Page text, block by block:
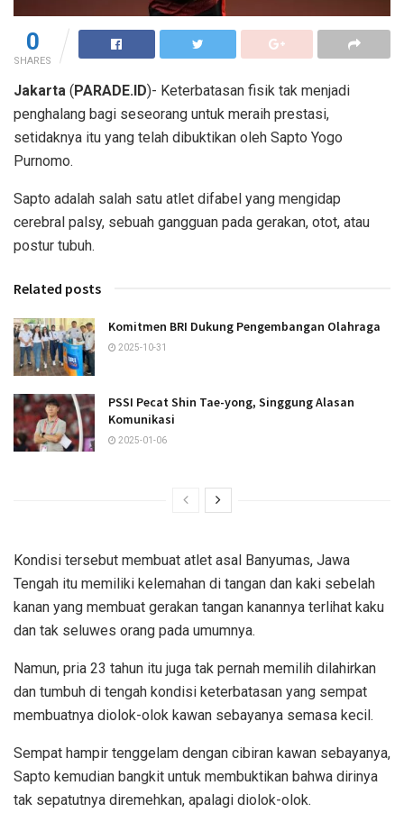
0
SHARES
Jakarta (PARADE.ID)- Keterbatasan fisik tak menjadi
penghalang bagi seseorang untuk meraih prestasi,
setidaknya itu yang telah dibuktikan oleh Sapto Yogo
Purnomo.
Sapto adalah salah satu atlet difabel yang mengidap
cerebral palsy, sebuah gangguan pada gerakan, otot, atau
postur tubuh.
Related posts
Komitmen BRI Dukung Pengembangan Olahraga
2025-10-31
PSSI Pecat Shin Tae-yong, Singgung Alasan
Komunikasi
2025-01-06
Kondisi tersebut membuat atlet asal Banyumas, Jawa
Tengah itu memiliki kelemahan di tangan dan kaki sebelah
kanan yang membuat gerakan tangan kanannya terlihat kaku
dan tak seluwes orang pada umumnya.
Namun, pria 23 tahun itu juga tak pernah memilih dilahirkan
dan tumbuh di tengah kondisi keterbatasan yang sempat
membuatnya diolok-olok kawan sebayanya semasa kecil.
Sempat hampir tenggelam dengan cibiran kawan sebayanya,
Sapto kemudian bangkit untuk membuktikan bahwa dirinya
tak sepatutnya diremehkan, apalagi diolok-olok.